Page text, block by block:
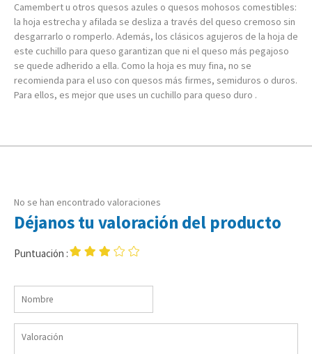
Camembert u otros quesos azules o quesos mohosos comestibles:
la hoja estrecha y afilada se desliza a través del queso cremoso sin
desgarrarlo o romperlo. Además, los clásicos agujeros de la hoja de
este cuchillo para queso garantizan que ni el queso más pegajoso
se quede adherido a ella. Como la hoja es muy fina, no se
recomienda para el uso con quesos más firmes, semiduros o duros.
Para ellos, es mejor que uses un cuchillo para queso duro .
No se han encontrado valoraciones
Déjanos tu valoración del producto
Puntuación :